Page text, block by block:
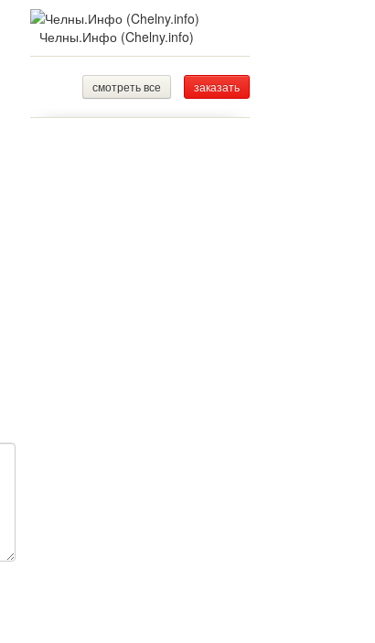
Челны.Инфо (Chelny.info)
смотреть все заказать